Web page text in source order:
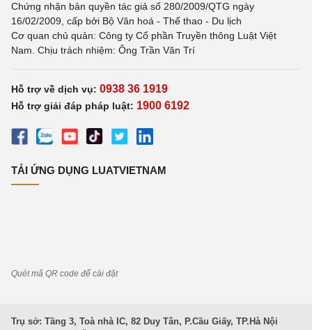
Chứng nhận bản quyền tác giả số 280/2009/QTG ngày
16/02/2009, cấp bởi Bộ Văn hoá - Thể thao - Du lịch
Cơ quan chủ quản: Công ty Cổ phần Truyền thông Luật Việt
Nam. Chịu trách nhiệm: Ông Trần Văn Trí
Hỗ trợ về dịch vụ: 0938 36 1919
Hỗ trợ giải đáp pháp luật: 1900 6192
TẢI ỨNG DỤNG LUATVIETNAM
Quét mã QR code để cài đặt
Trụ sở: Tầng 3, Toà nhà IC, 82 Duy Tân, P.Cầu Giấy, TP.Hà Nội